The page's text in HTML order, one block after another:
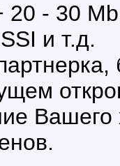
20 - 30
и т.д.
Вашего